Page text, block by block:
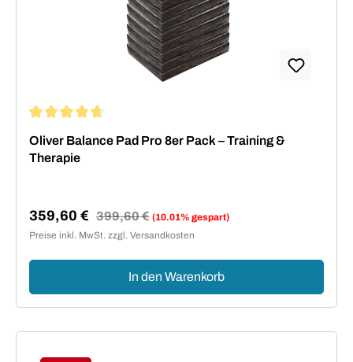
Oliver Balance Pad Pro 8er Pack – Training &
Therapie
Verkaufspreis:
359,60 € Regulärer Preis:
399,60 € (10.01% gespart)
Preise inkl. MwSt. zzgl. Versandkosten
In den Warenkorb